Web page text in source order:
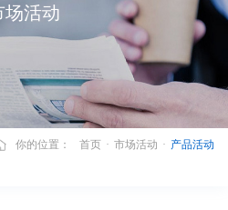
场活动
你的位置： 首页 · 市场活动 · 产品活动